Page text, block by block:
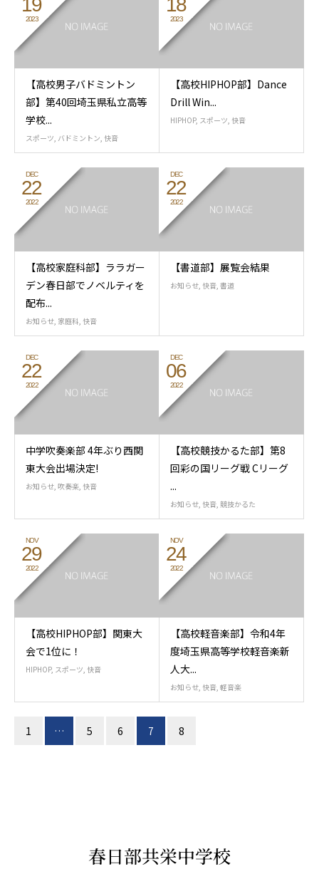
19
2023
【高校男子バドミントン
部】第40回埼玉県私立高等
学校...
スポーツ バドミントン 快音
18
2023
【高校HIPHOP部】Dance
Drill Win...
HIPHOP, スポーツ 快音
DEC
22
2022
【高校家庭科部】ララガー
デン春日部でノベルティを
配布...
お知らせ 家庭科 快音
DEC
22
2022
【書道部】展覧会結果
お知らせ 快音 書道
DEC
22
2022
中学吹奏楽部 4年ぶり西関
東大会出場決定!
お知らせ 吹奏楽 快音
DEC
06
2022
【高校競技かるた部】第8
回彩の国リーグ戦 Cリーグ
...
お知らせ 快音 競技かるた
NOV
29
2022
【高校HIPHOP部】関東大
会で1位に！
HIPHOP, スポーツ 快音
NOV
24
2022
【高校軽音楽部】令和4年
度埼玉県高等学校軽音楽新
人大...
お知らせ 快音 軽音楽
1 … 5 6 7 8
春日部共栄中学校